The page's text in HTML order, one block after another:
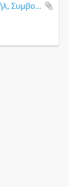
Αρχείο Κουσκουμβεκάκη Εμμανουήλ, Συμβολαιογράφου